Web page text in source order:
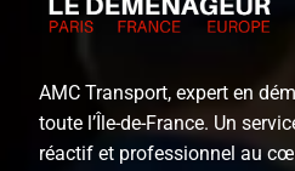
AMC Transport, expert en
toute l’Île-de-France. Un
réactif et professionnel au